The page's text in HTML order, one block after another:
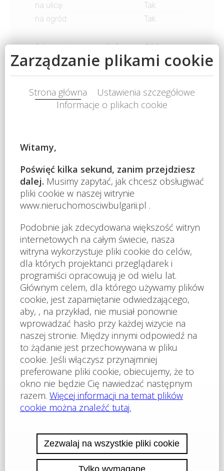
na ulicę:
Tak
na ogród: Tak
Odległość do morza [m] 500
Opis
Położone w centralnej części kurortu, w budynku Lilia
(Hotel Kokiche). Mimo lokalizacji w centrum, mieszkanie
zapewnia ciszę i spokój. Możliwość zakupu na raty przy
minimalnej wpłacie 50% wartości nieruchomości. Pracuj
spokojem, słońcem i relaksem. Oferujemy
długoterminowy wynajem apartamentów bezpośrednio
przy plaży w Bułgarii - w okolicach Aheloy i Słonecznego
Brzegu. Coraz więcej osób szuka miejsca, gdzie można
połączyć pracę, wysoką jakość życia i rozsądne koszty
utrzymania. Bułgaria oferuje idealne warunki nie tylko dla
cyfrowych nomadów, ale również dla osób na
dochodach finansowych lub emerytalnych, a także dla
tych, którzy chcą mieć drugi dom nad morzem -
podobnie jak domek letniskowy, ale w lepszym klimacie.
Morze jest dosłownie kilka kroków stąd! Oferujemy
również apartamenty przy plaży w nowoczesnym
kompleksie, około 20 minut od lotniska w Burgas.
Poranne kąpiele, praca w ciągu dnia i wieczorne spacery
nad morzem stają się tu codzienną rutyną. Niskie koszty:
kaucja; Internet i telewizja (ok. 150 kanałów) za
dodatkową opłatą; Woda i prąd według faktycznego
zużycia; Możliwość długoterminowego wynajmu naszego